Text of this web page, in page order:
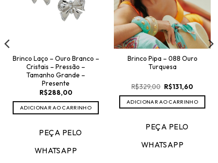
Brinco Laço – Ouro Branco –
Cristais – Pressão –
Tamanho Grande –
Presente
R$288,00
ADICIONAR AO CARRINHO
PEÇA PELO
WHATSAPP
Brinco Pipa – 088 Ouro
Turquesa
R$329,00 O
preço
original
era:
R$329,00.
R$131,60
atual
é:
ADICIONAR AO CARRINHO
PEÇA PELO
WHATSAPP